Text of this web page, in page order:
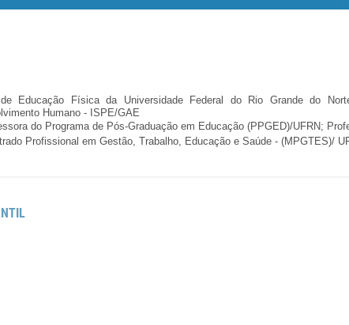
Educação Física da Universidade Federal do Rio Grande do
Humano - ISPE/GAE
do Programa de Pós-Graduação em Educação (PPGED)/UFRN;
Profissional em Gestão, Trabalho, Educação e Saúde - (MPGTES)/